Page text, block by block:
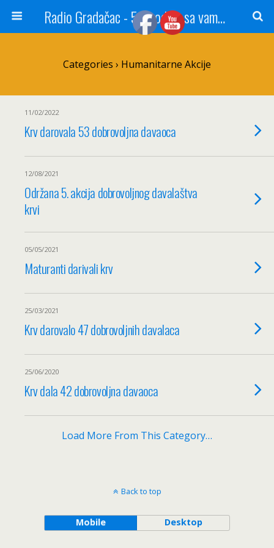
Radio Gradačac - 56 godina sa vama...
Categories › Humanitarne Akcije
11/02/2022
Krv darovala 53 dobrovoljna davaoca
12/08/2021
Održana 5. akcija dobrovoljnog davalaštva
krvi
05/05/2021
Maturanti darivali krv
25/03/2021
Krv darovalo 47 dobrovoljnih davalaca
25/06/2020
Krv dala 42 dobrovoljna davaoca
Load More From This Category…
Back to top
Mobile Desktop